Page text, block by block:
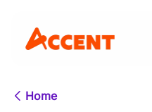
Home